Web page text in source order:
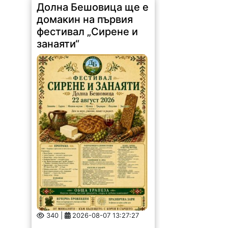
Долна Бешовица ще е
домакин на първия
фестивал „Сирене и
занаяти“
340 | 2026-08-07 13:27:27